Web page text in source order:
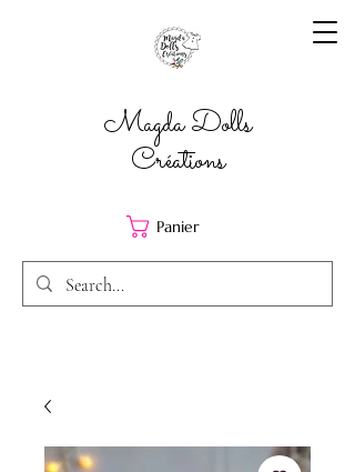
Magda Dolls
Créations
Panier